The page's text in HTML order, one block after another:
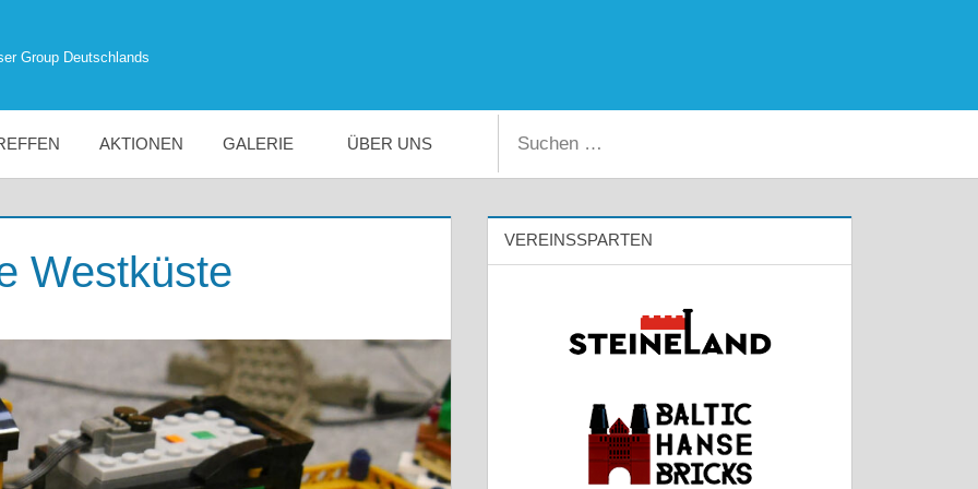
Group Deutschlands
AKTIONEN GALERIE ÜBER UNS
Westküste
VEREINSSPARTEN